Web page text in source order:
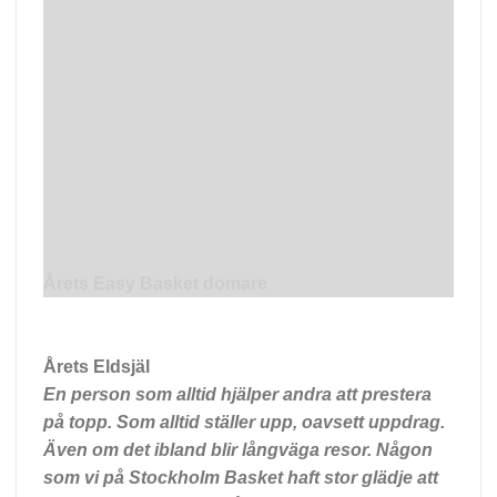
Årets Eldsjäl
En person som alltid hjälper andra att prestera
på topp. Som alltid ställer upp, oavsett uppdrag.
Även om det ibland blir långväga resor. Någon
som vi på Stockholm Basket haft stor glädje att